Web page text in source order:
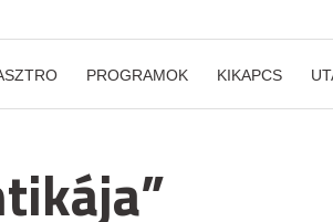
PROGRAMOK KIKAPCS